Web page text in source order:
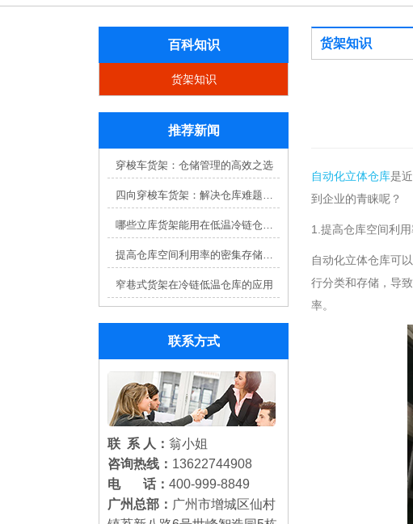
百科知识
货架知识
推荐新闻
穿梭车货架：仓储管理的高效之选
四向穿梭车货架：解决仓库难题，提升效率
哪些立库货架能用在低温冷链仓库？
提高仓库空间利用率的密集存储货架方案
窄巷式货架在冷链低温仓库的应用
联系方式
联 系 人： 翁小姐
咨询热线： 13622744908
电 话： 400-999-8849
广州总部： 广州市增城区仙村
货架知识
自动化立体仓库是
到企业的青睐呢？
1.提高仓库空间利
自动化立体仓库可
行分类和存储，导
率。